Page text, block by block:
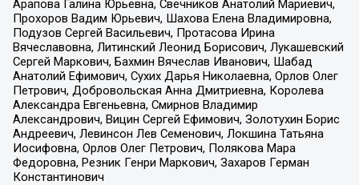
Арапова Галина Юрьевна, Свечников Анатолий Мариевич,
Прохоров Вадим Юрьевич, Шахова Елена Владимировна,
Подузов Сергей Васильевич, Протасова Ирина
Вячеславовна, Литинский Леонид Борисович, Лукашевский
Сергей Маркович, Бахмин Вячеслав Иванович, Шабад
Анатолий Ефимович, Сухих Дарья Николаевна, Орлов Олег
Петрович, Добровольская Анна Дмитриевна, Королева
Александра Евгеньевна, Смирнов Владимир
Александрович, Вицин Сергей Ефимович, Золотухин Борис
Андреевич, Левинсон Лев Семенович, Локшина Татьяна
Иосифовна, Орлов Олег Петрович, Полякова Мара
Федоровна, Резник Генри Маркович, Захаров Герман
Константинович